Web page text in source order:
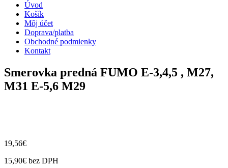
Úvod
Košík
Môj účet
Doprava/platba
Obchodné podmienky
Kontakt
Smerovka predná FUMO E-3,4,5 , M27,
M31 E-5,6 M29
19,56€
15,90€ bez DPH